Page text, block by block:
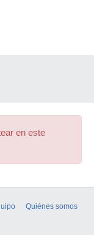
en este
Quiénes somos